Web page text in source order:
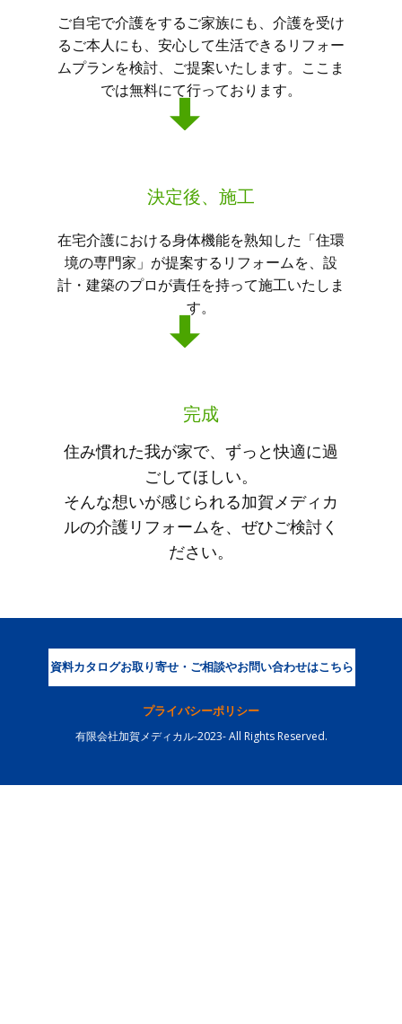
ご自宅で介護をするご家族にも、介護を受け
るご本人にも、安心して生活できるリフォー
ムプランを検討、ご提案いたします。ここま
では無料にて行っております。
決定後、施工
在宅介護における身体機能を熟知した「住環
境の専門家」が提案するリフォームを、設
計・建築のプロが責任を持って施工いたしま
す。
完成
住み慣れた我が家で、ずっと快適に過
ごしてほしい。
そんな想いが感じられる加賀メディカ
ルの介護リフォームを、ぜひご検討く
ださい。
資料カタログお取り寄せ・ご相談やお問い合わせはこちら
プライバシーポリシー
有限会社加賀メディカル-2023- All Rights Reserved.